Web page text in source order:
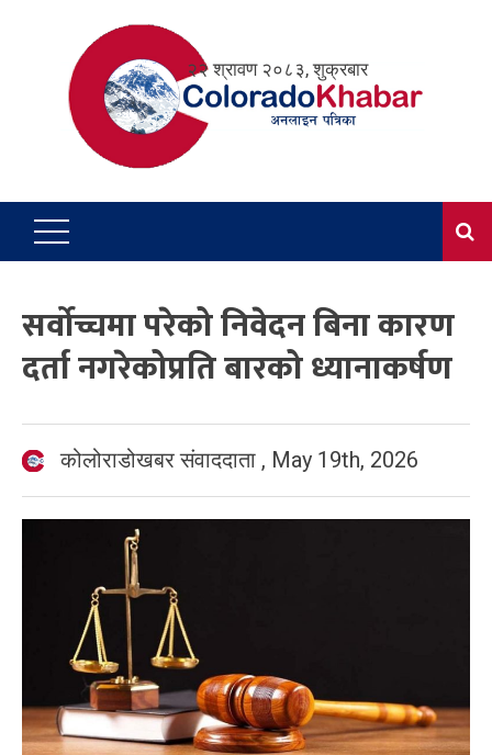
२२ श्रावण २०८३, शुक्रबार
सर्वोच्चमा परेको निवेदन बिना कारण
दर्ता नगरेकोप्रति बारको ध्यानाकर्षण
कोलोराडोखबर संवाददाता , May 19th, 2026